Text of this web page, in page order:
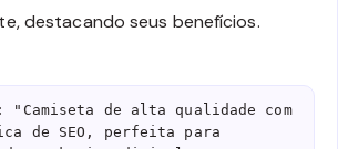
destacando seus benefícios.
de alta qualidade com
de SEO, perfeita para